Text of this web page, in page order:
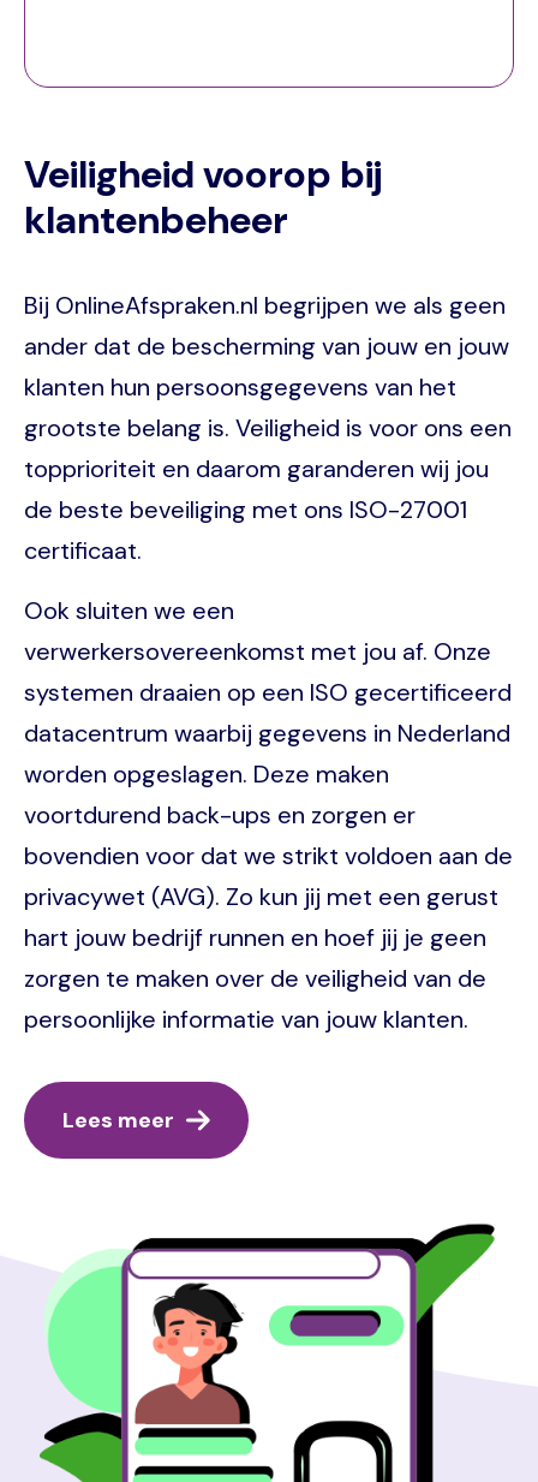
Veiligheid voorop bij
klantenbeheer
Bij OnlineAfspraken.nl begrijpen we als geen
ander dat de bescherming van jouw en jouw
klanten hun persoonsgegevens van het
grootste belang is. Veiligheid is voor ons een
topprioriteit en daarom garanderen wij jou
de beste beveiliging met ons ISO-27001
certificaat.
Ook sluiten we een
verwerkersovereenkomst met jou af. Onze
systemen draaien op een ISO gecertificeerd
datacentrum waarbij gegevens in Nederland
worden opgeslagen. Deze maken
voortdurend back-ups en zorgen er
bovendien voor dat we strikt voldoen aan de
privacywet (AVG). Zo kun jij met een gerust
hart jouw bedrijf runnen en hoef jij je geen
zorgen te maken over de veiligheid van de
persoonlijke informatie van jouw klanten.
Lees meer